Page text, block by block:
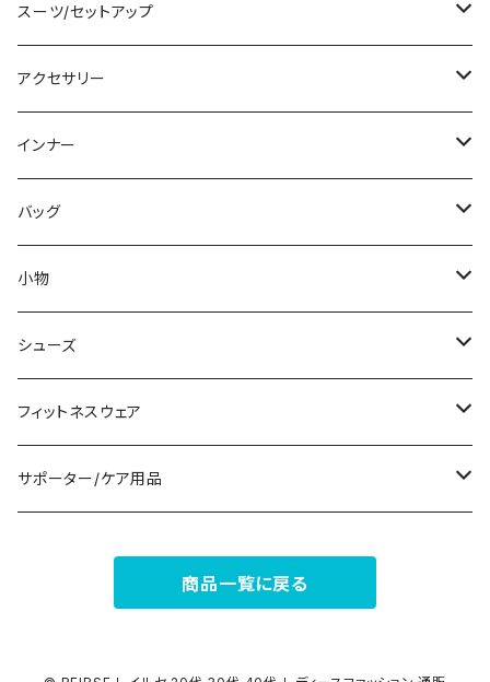
チュニック
ニット/セーター
パーカー
スウェット/トレーナー
その他
レギンス
その他
オールインワン
その他
その他
バンドゥビキニ
ワンピース
ラッシュガード
その他
ミニ/ショート
ミディアム/ミモレ
ロング/マキシ
袖付き
ノースリーブ
パンツドレス
ナイトドレス
その他
スーツ/セットアップ
パンツスーツ
スカートスーツ
その他
アクセサリー
ネックレス
ブレスレット
ピアス
コサージュ
リング
その他
インナー
ブラ/ブラトップ/ベアトップ
ショーツ
タンクトップ/キャミソール
半袖/5分
7分/長袖
ペチコート/ペチパンツ
その他
バッグ
サブバッグ
クラッチバッグ
トートバッグ
ショルダーバッグ
カジュアルバッグ
バックパック
小物
マフラー/スカーフ/ストール
財布
アクセサリーケース
シューズ
スニーカー
ブーツ
その他
フィットネスウェア
セット販売
タイツ
サポーター/ケア用品
商品一覧に戻る